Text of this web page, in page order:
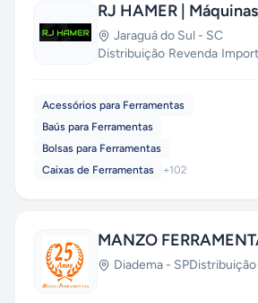
RJ HAMER |
Jaraguá do Sul - SC
Distribuição·Revenda·
Acessórios para Ferramentas
Baús para Ferramentas
Bolsas para Ferramentas
Caixas de Ferramentas
+102
MANZO
Diadema - SPDistribuição·